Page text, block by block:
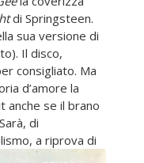
di Springsteen.
sua versione di
Il disco,
consigliato. Ma
d’amore la
anche se il brano
di
a riprova di